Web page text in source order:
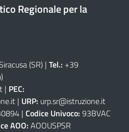
Regionale per la
(SR) | Tel.: +39
| PEC:
| URP: urp.sr@istruzione.it
| Codice Univoco: 93BVAC
AOO: AOOUSPSR